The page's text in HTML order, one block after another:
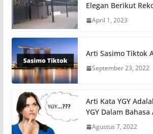
Elegan Berikut
April 1, 2023
Arti Sasimo Tiktok
September 23, 2022
Arti Kata YGY
YGY Dalam
Agustus 7, 2022